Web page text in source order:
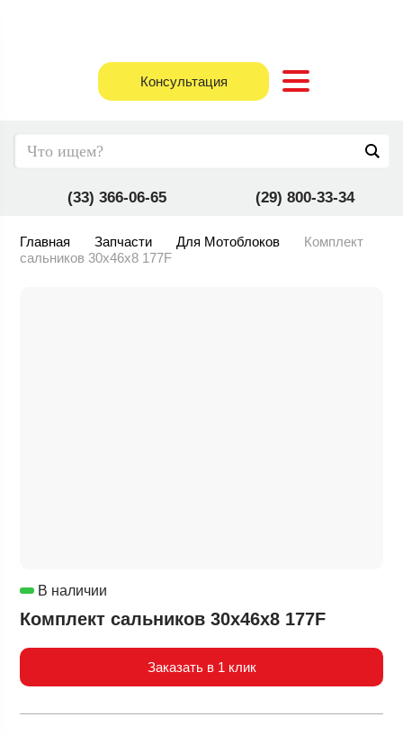
Консультация
(33) 366-06-65 (29) 800-33-34
Главная Запчасти Для Мотоблоков
Комплект
сальников 30х46х8 177F
В наличии
Комплект сальников 30х46х8 177F
Заказать в 1 клик